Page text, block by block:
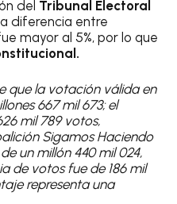
del Tribunal Electoral
diferencia entre
mayor al 5%, por lo que
que la votación válida en
667 mil 673; el
mil 789 votos,
Sigamos Haciendo
un millón 440 mil 024,
de votos fue de 186 mil
representa una